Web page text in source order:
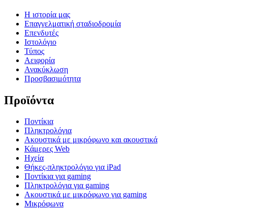
Η ιστορία μας
Επαγγελματική σταδιοδρομία
Επενδυτές
Ιστολόγιο
Τύπος
Αειφορία
Ανακύκλωση
Προσβασιμότητα
Προϊόντα
Ποντίκια
Πληκτρολόγια
Ακουστικά με μικρόφωνο και ακουστικά
Κάμερες Web
Ηχεία
Θήκες-πληκτρολόγιο για iPad
Ποντίκια για gaming
Πληκτρολόγια για gaming
Ακουστικά με μικρόφωνο για gaming
Μικρόφωνα